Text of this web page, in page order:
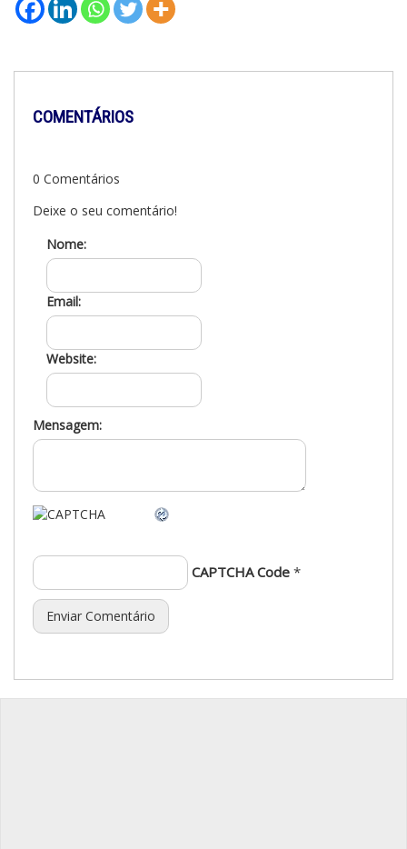
COMENTÁRIOS
0 Comentários
Deixe o seu comentário!
Nome:
Email:
Website:
Mensagem:
CAPTCHA Code *